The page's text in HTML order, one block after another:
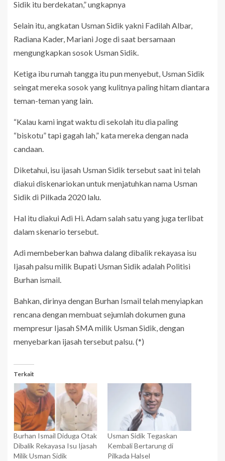
Sidik itu berdekatan,” ungkapnya
Selain itu, angkatan Usman Sidik yakni Fadilah Albar,
Radiana Kader, Mariani Joge di saat bersamaan
mengungkapkan sosok Usman Sidik.
Ketiga ibu rumah tangga itu pun menyebut, Usman Sidik
seingat mereka sosok yang kulitnya paling hitam diantara
teman-teman yang lain.
“Kalau kami ingat waktu di sekolah itu dia paling
“biskotu” tapi gagah lah,” kata mereka dengan nada
candaan.
Diketahui, isu ijasah Usman Sidik tersebut saat ini telah
diakui diskenariokan untuk menjatuhkan nama Usman
Sidik di Pilkada 2020 lalu.
Hal itu diakui Adi Hi. Adam salah satu yang juga terlibat
dalam skenario tersebut.
Adi membeberkan bahwa dalang dibalik rekayasa isu
Ijasah palsu milik Bupati Usman Sidik adalah Politisi
Burhan ismail.
Bahkan, dirinya dengan Burhan Ismail telah menyiapkan
rencana dengan membuat sejumlah dokumen guna
mempresur Ijasah SMA milik Usman Sidik, dengan
menyebarkan ijasah tersebut palsu. (*)
Terkait
Burhan Ismail Diduga Otak
Dibalik Rekayasa Isu Ijasah
Milik Usman Sidik
Usman Sidik Tegaskan
Kembali Bertarung di
Pilkada Halsel